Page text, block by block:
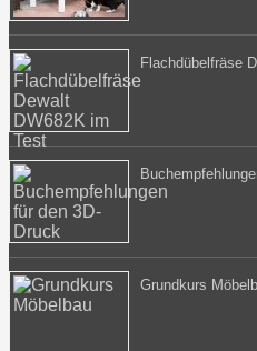
Flachdübelfräse
Grundkurs